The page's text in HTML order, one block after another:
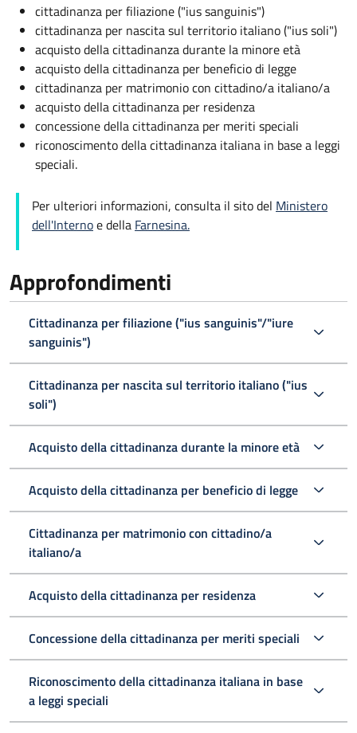
cittadinanza per filiazione ("ius sanguinis")
cittadinanza per nascita sul territorio italiano ("ius soli")
acquisto della cittadinanza durante la minore età
acquisto della cittadinanza per beneficio di legge
cittadinanza per matrimonio con cittadino/a italiano/a
acquisto della cittadinanza per residenza
concessione della cittadinanza per meriti speciali
riconoscimento della cittadinanza italiana in base a leggi
speciali.
Per ulteriori informazioni, consulta il sito del Ministero
dell'Internoe della Farnesina.
Approfondimenti
Cittadinanza per filiazione ("ius sanguinis"/"iure
sanguinis")
Cittadinanza per nascita sul territorio italiano ("ius
soli")
Acquisto della cittadinanza durante la minore età
Acquisto della cittadinanza per beneficio di legge
Cittadinanza per matrimonio con cittadino/a
italiano/a
Acquisto della cittadinanza per residenza
Concessione della cittadinanza per meriti speciali
Riconoscimento della cittadinanza italiana in base
a leggi speciali